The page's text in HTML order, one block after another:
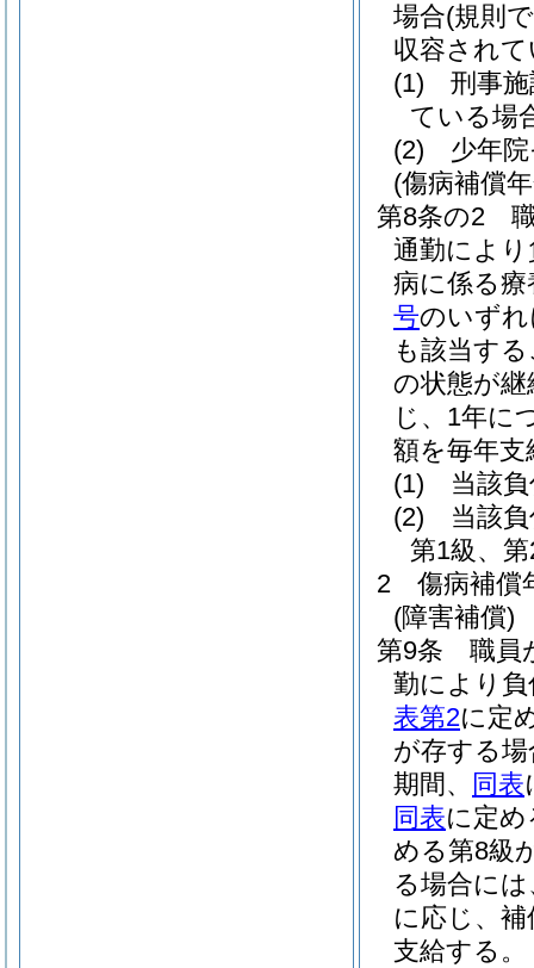
場合(規則
収容され
(1)
刑事
ている場
(2)
少年
(傷病補償
第8条の2
通勤によ
病に係る
号のいず
も該当す
の状態が
じ、1年に
額を毎年支
(1)
当該
(2)
当該
第1級、
2
傷病補償
(障害補償)
第9条
職員
勤により
表第2に定
が存する
期間、
同表
同表に定
める第8級
る場合に
に応じ、
支給する。